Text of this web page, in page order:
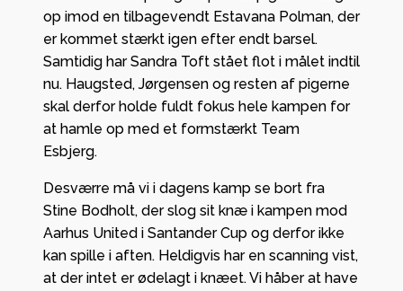
op imod en tilbagevendt Estavana Polman, der
er kommet stærkt igen efter endt barsel.
Samtidig har Sandra Toft stået flot i målet indtil
nu. Haugsted, Jørgensen og resten af pigerne
skal derfor holde fuldt fokus hele kampen for
at hamle op med et formstærkt Team
Esbjerg.
Desværre må vi i dagens kamp se bort fra
Stine Bodholt, der slog sit knæ i kampen mod
Aarhus United i Santander Cup og derfor ikke
kan spille i aften. Heldigvis har en scanning vist,
at der intet er ødelagt i knæet. Vi håber at have